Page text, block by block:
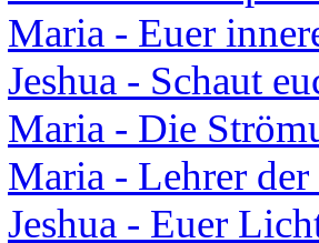
Maria - Euer
Jeshua - Schaut
Maria - Die
Maria - Lehrer
Jeshua - Euer